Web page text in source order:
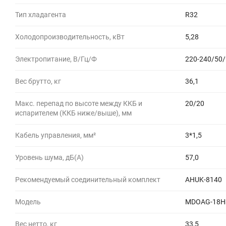
Тип хладагента R32
Холодопроизводительность, кВт 5,28
Электропитание, В/Гц/Ф 220-240/50/
Вес брутто, кг 36,1
Макс. перепад по высоте между ККБ и
испарителем (ККБ ниже/выше), мм
20/20
Кабель управления, мм² 3*1,5
Уровень шума, дБ(A) 57,0
Рекомендуемый соединительный комплект AHUK-8140
Модель MDOAG-
Вес нетто, кг 33,5